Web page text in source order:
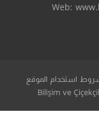
Web: www.
استخدام الموقع
Bilişim ve